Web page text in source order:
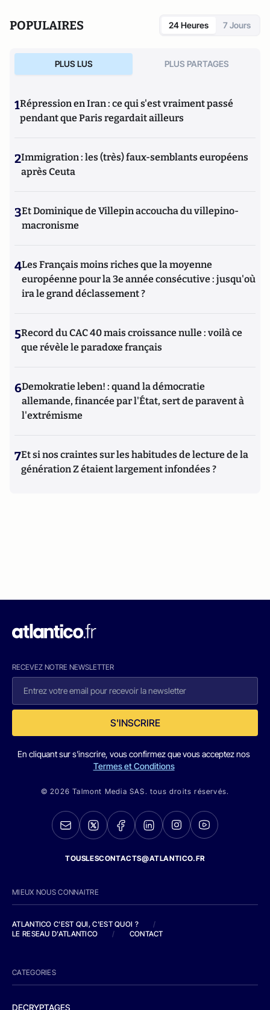
POPULAIRES 24 Heures 7 Jours
PLUS LUS PLUS PARTAGES
1Répression en Iran : ce qui s'est vraiment passé
pendant que Paris regardait ailleurs
2Immigration : les (très) faux-semblants européens
après Ceuta
3Et Dominique de Villepin accoucha du villepino-
macronisme
4Les Français moins riches que la moyenne
européenne pour la 3e année consécutive : jusqu'où
ira le grand déclassement ?
5Record du CAC 40 mais croissance nulle : voilà ce
que révèle le paradoxe français
6Demokratie leben! : quand la démocratie
allemande, financée par l'État, sert de paravent à
l'extrémisme
7Et si nos craintes sur les habitudes de lecture de la
génération Z étaient largement infondées ?
RECEVEZ NOTRE NEWSLETTER
S'INSCRIRE
En cliquant sur s'inscrire, vous confirmez que vous acceptez nos
Termes et Conditions
© 2026 Talmont Media SAS. tous droits réservés.
TOUSLESCONTACTS@ATLANTICO.FR
MIEUX NOUS CONNAITRE
ATLANTICO C'EST QUI, C'EST QUOI ?
/
LE RESEAU D'ATLANTICO
/ CONTACT
CATEGORIES
DECRYPTAGES